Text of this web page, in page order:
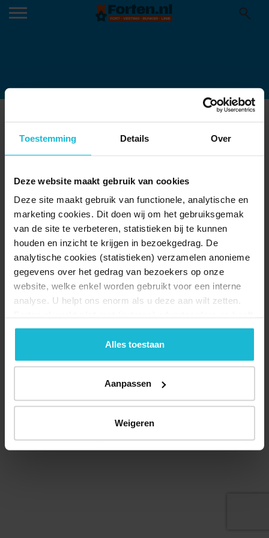
Toestemming Details Over
Deze website maakt gebruik van cookies
Deze site maakt gebruik van functionele, analytische en
marketing cookies. Dit doen wij om het gebruiksgemak
van de site te verbeteren, statistieken bij te kunnen
houden en inzicht te krijgen in bezoekgedrag. De
analytische cookies (statistieken) verzamelen anonieme
gegevens over het gedrag van bezoekers op onze
website, welke enkel worden gebruikt voor een interne
analyse. U helpt ons enorm als u deze aan wilt zetten.
geen commerciële doelstelling. U kunt deze cookies via
de knoppen accepteren, beheren of weigeren.
Alles toestaan
Aanpassen
Weigeren
BANNER FORTENFESTIVAL
© 2026 Stichting Forten Nederland
Doneer nu Disclaimer